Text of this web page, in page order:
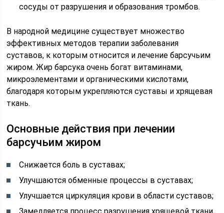
сосуды от разрушения и образования тромбов.
В народной медицине существует множество
эффективных методов терапии заболевания
суставов, к которым относится и лечение барсучьим
жиром. Жир барсука очень богат витаминами,
микроэлементами и органическими кислотами,
благодаря которым укрепляются суставы и хрящевая
ткань.
Основные действия при лечении
барсучьим жиром
Снижается боль в суставах;
Улучшаются обменные процессы в суставах;
Улучшается циркуляция крови в области суставов;